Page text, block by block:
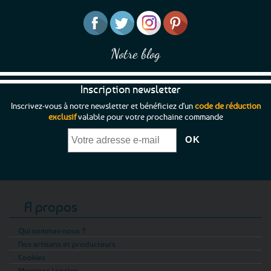
Notre blog
Inscription newsletter
Inscrivez-vous à notre newsletter et bénéficiez d'uncode de réduction
exclusifvalable pour votre prochaine commande
A propos
Qui sommes-nous ?
Nos artisans et producteurs
Cookies